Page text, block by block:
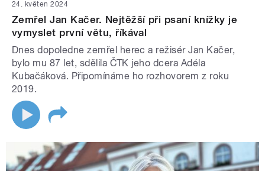
24. květen 2024
Zemřel Jan Kačer. Nejtěžší při psaní knížky je
vymyslet první větu, říkával
Dnes dopoledne zemřel herec a režisér Jan Kačer,
bylo mu 87 let, sdělila ČTK jeho dcera Adéla
Kubačáková. Připomínáme ho rozhovorem z roku
2019.